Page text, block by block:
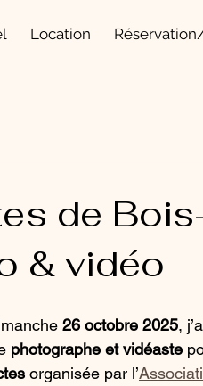
Location
de
& vidéo
26 octobre 2025,
photographe et vidéaste
organisée par l’